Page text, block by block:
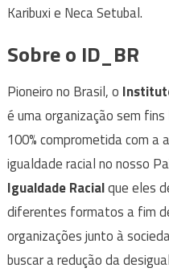
Karibuxi e Neca Setubal.
Sobre o ID_BR
Pioneiro no Brasil, o
é uma organização sem
100% comprometida com a
igualdade racial no nosso
Igualdade Racialque eles
diferentes formatos a fim
organizações junto à
buscar a redução da